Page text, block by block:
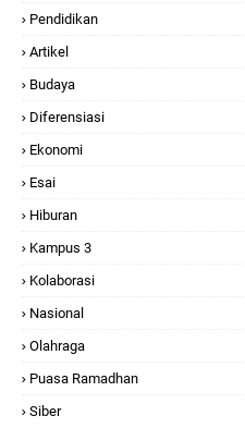
Pendidikan
Artikel
Budaya
Diferensiasi
Ekonomi
Esai
Hiburan
Kampus 3
Kolaborasi
Nasional
Olahraga
Puasa Ramadhan
Siber